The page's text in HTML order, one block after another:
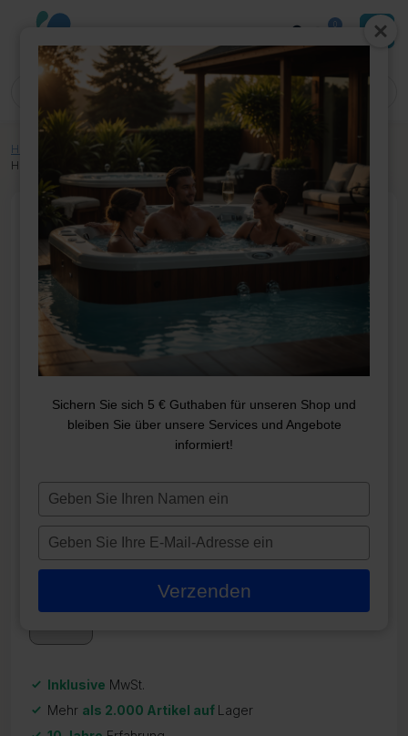
0
Home Whirlpool-Teile Pumpen »Balboa Niagara 2
HP 2-Gang-Pumpe
BALBOA NIAGARA 2 HP 2-
ZR-21270
594,95€
Auf Lager
Inklusive MwSt.
Mehr als 2.000 Artikel auf Lager
Sichern Sie sich 5 € Guthaben für unseren Shop und
bleiben Sie über unsere Services und Angebote
informiert!
Typ
naam
Typ
e-
in
Verzenden